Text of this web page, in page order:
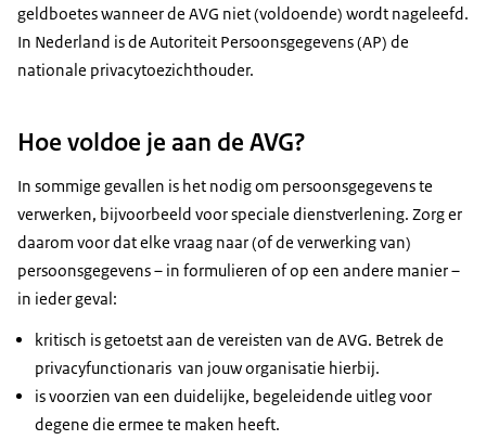
geldboetes wanneer de AVG niet (voldoende) wordt nageleefd.
In Nederland is de Autoriteit Persoonsgegevens (AP) de
nationale privacytoezichthouder.
Hoe voldoe je aan de AVG?
In sommige gevallen is het nodig om persoonsgegevens te
verwerken, bijvoorbeeld voor speciale dienstverlening. Zorg er
daarom voor dat elke vraag naar (of de verwerking van)
persoonsgegevens – in formulieren of op een andere manier –
in ieder geval:
kritisch is getoetst aan de vereisten van de AVG. Betrek de
privacyfunctionaris van jouw organisatie hierbij.
is voorzien van een duidelijke, begeleidende uitleg voor
degene die ermee te maken heeft.